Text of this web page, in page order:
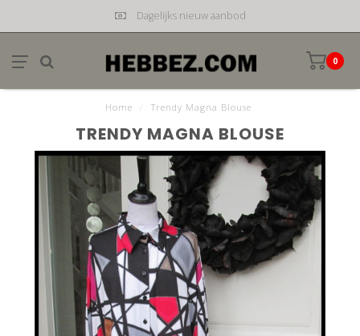
Dagelijks nieuw aanbod
0
Home Trendy Magna Blouse
TRENDY MAGNA BLOUSE